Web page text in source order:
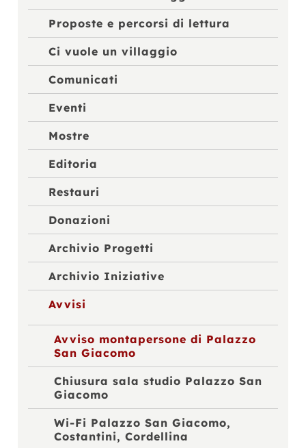
Proposte e percorsi di lettura
Ci vuole un villaggio
Comunicati
Eventi
Mostre
Editoria
Restauri
Donazioni
Archivio Progetti
Archivio Iniziative
Avvisi
Avviso montapersone di Palazzo
San Giacomo
Chiusura sala studio Palazzo San
Giacomo
Wi-Fi Palazzo San Giacomo,
Costantini, Cordellina